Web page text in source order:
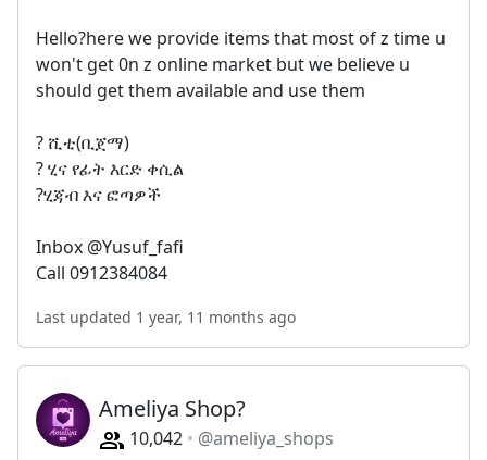
Hello?here we provide items that most of z time u
won't get 0n z online market but we believe u
should get them available and use them
? ሺቲ(ቢጀማ)
? ሂና የፊት እርድ ቀሲል
?ሂጃብ እና ፎጣዎች
Inbox @Yusuf_fafi
Call 0912384084
Last updated 1 year, 11 months ago
Ameliya Shop?
10,042
@ameliya_shops